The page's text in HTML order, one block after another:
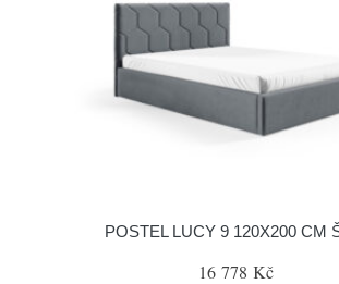
POSTEL LUCY 9 120X200 CM
16 778 Kč